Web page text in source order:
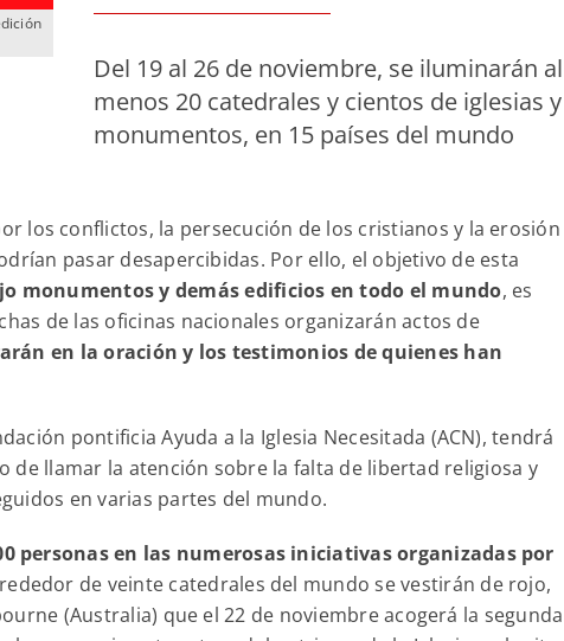
Del 19 al 26 de noviembre, se iluminarán al
menos 20 catedrales y cientos de iglesias y
monumentos, en 15 países del mundo
los conflictos, la persecución de los cristianos y la erosión
pasar desapercibidas. Por ello, el objetivo de esta
monumentos y demás edificios en todo el mundo, es
de las oficinas nacionales organizarán actos de
en la oración y los testimonios de quienes han
pontificia Ayuda a la Iglesia Necesitada (ACN), tendrá
de llamar la atención sobre la falta de libertad religiosa y
en varias partes del mundo.
personas en las numerosas iniciativas organizadas por
de veinte catedrales del mundo se vestirán de rojo,
(Australia) que el 22 de noviembre acogerá la segunda